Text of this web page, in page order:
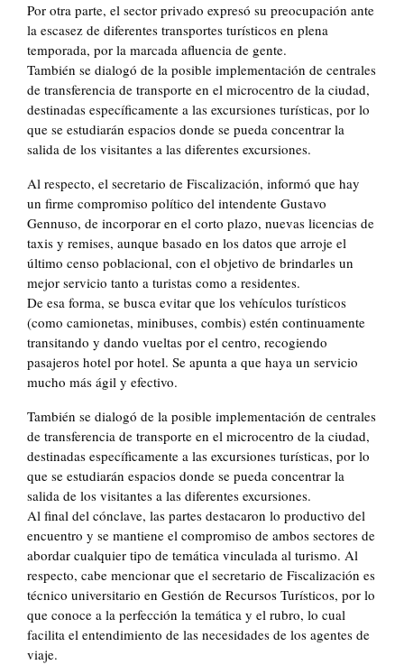
Por otra parte, el sector privado expresó su preocupación ante
la escasez de diferentes transportes turísticos en plena
temporada, por la marcada afluencia de gente.
También se dialogó de la posible implementación de centrales
de transferencia de transporte en el microcentro de la ciudad,
destinadas específicamente a las excursiones turísticas, por lo
que se estudiarán espacios donde se pueda concentrar la
salida de los visitantes a las diferentes excursiones.
Al respecto, el secretario de Fiscalización, informó que hay
un firme compromiso político del intendente Gustavo
Gennuso, de incorporar en el corto plazo, nuevas licencias de
taxis y remises, aunque basado en los datos que arroje el
último censo poblacional, con el objetivo de brindarles un
mejor servicio tanto a turistas como a residentes.
De esa forma, se busca evitar que los vehículos turísticos
(como camionetas, minibuses, combis) estén continuamente
transitando y dando vueltas por el centro, recogiendo
pasajeros hotel por hotel. Se apunta a que haya un servicio
mucho más ágil y efectivo.
También se dialogó de la posible implementación de centrales
de transferencia de transporte en el microcentro de la ciudad,
destinadas específicamente a las excursiones turísticas, por lo
que se estudiarán espacios donde se pueda concentrar la
salida de los visitantes a las diferentes excursiones.
Al final del cónclave, las partes destacaron lo productivo del
encuentro y se mantiene el compromiso de ambos sectores de
abordar cualquier tipo de temática vinculada al turismo. Al
respecto, cabe mencionar que el secretario de Fiscalización es
técnico universitario en Gestión de Recursos Turísticos, por lo
que conoce a la perfección la temática y el rubro, lo cual
facilita el entendimiento de las necesidades de los agentes de
viaje.